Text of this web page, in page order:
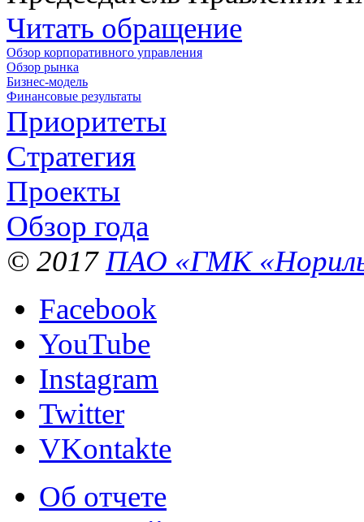
Читать обращение
Обзор корпоративного управления
Обзор рынка
Бизнес-модель
Финансовые результаты
Приоритеты
Стратегия
Проекты
Обзор года
© 2017 ПАО «ГМК
Facebook
YouTube
Instagram
Twitter
VKontakte
Об отчете